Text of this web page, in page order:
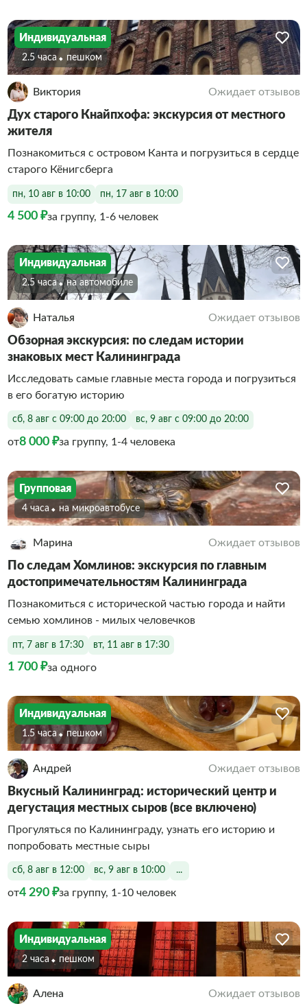
Индивидуальная
2.5 часа Пешком
Виктория Ожидает отзывов
Дух старого Кнайпхофа: экскурсия от местного
жителя
Познакомиться с островом Канта и погрузиться в сердце
старого Кёнигсберга
пн, 10 авг в 10:00 пн, 17 авг в 10:00
4 500 ₽за группу, 1-6 человек
Индивидуальная
2.5 часа На автомобиле
Наталья Ожидает отзывов
Обзорная экскурсия: по следам истории
знаковых мест Калининграда
Исследовать самые главные места города и погрузиться
в его богатую историю
сб, 8 авг с 09:00 до 20:00 вс, 9 авг с 09:00 до 20:00
от8 000 ₽за группу, 1-4 человека
Групповая
4 часа На микроавтобусе
Марина Ожидает отзывов
По следам Хомлинов: экскурсия по главным
достопримечательностям Калининграда
Познакомиться с исторической частью города и найти
семью хомлинов - милых человечков
пт, 7 авг в 17:30 вт, 11 авг в 17:30
1 700 ₽за одного
Индивидуальная
1.5 часа Пешком
Андрей Ожидает отзывов
Вкусный Калининград: исторический центр и
дегустация местных сыров (все включено)
Прогуляться по Калининграду, узнать его историю и
попробовать местные сыры
сб, 8 авг в 12:00 вс, 9 авг в 10:00 ...
от4 290 ₽за группу, 1-10 человек
Индивидуальная
2 часа Пешком
Алена Ожидает отзывов